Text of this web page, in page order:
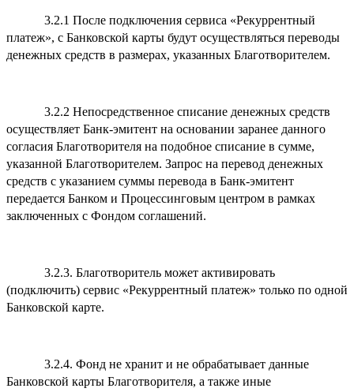
3.2.1 После подключения сервиса «Рекуррентный
платеж», с Банковской карты будут осуществляться переводы
денежных средств в размерах, указанных Благотворителем.
3.2.2 Непосредственное списание денежных средств
осуществляет Банк-эмитент на основании заранее данного
согласия Благотворителя на подобное списание в сумме,
указанной Благотворителем. Запрос на перевод денежных
средств с указанием суммы перевода в Банк-эмитент
передается Банком и Процессинговым центром в рамках
заключенных с Фондом соглашений.
3.2.3. Благотворитель может активировать
(подключить) сервис «Рекуррентный платеж» только по одной
Банковской карте.
3.2.4. Фонд не хранит и не обрабатывает данные
Банковской карты Благотворителя, а также иные